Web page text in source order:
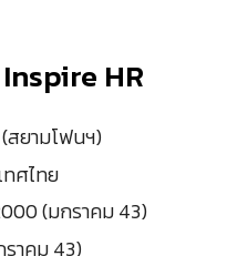
HR
สยามโฟนฯ)
ทศไทย
(มกราคม 43)
ราคม 43)